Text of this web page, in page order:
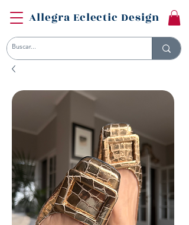
Allegra Eclectic Design